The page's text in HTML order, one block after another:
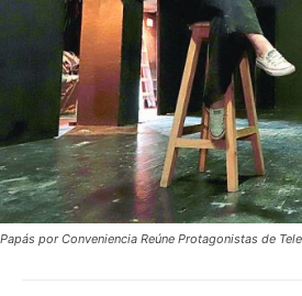
Papás por Conveniencia Reúne Protagonistas de